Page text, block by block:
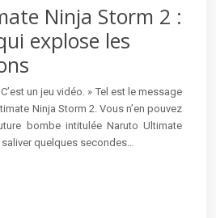
Ninja Storm 2 :
explose les
un jeu vidéo. » Tel est le message
Ninja Storm 2. Vous n’en pouvez
bombe intitulée Naruto Ultimate
saliver quelques secondes…